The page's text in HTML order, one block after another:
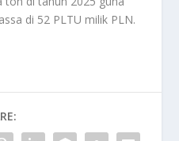
di 52 PLTU milik PLN.